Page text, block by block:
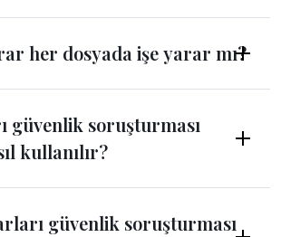
her dosyada işe yarar mı?
güvenlik soruşturması
kullanılır?
güvenlik soruşturması